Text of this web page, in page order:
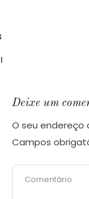
Deixe um
O seu endereço
Campos